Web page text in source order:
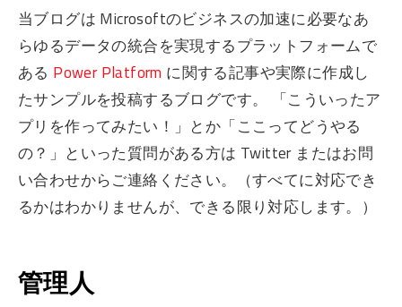
当ブログは Microsoftのビジネスの加速に必要なあ
らゆるデータの統合を実現するプラットフォームで
ある Power Platform に関する記事や実際に作成し
たサンプルを投稿するブログです。 「こういったア
プリを作ってみたい！」とか「ここってどうやる
の？」といった質問がある方は Twitter またはお問
い合わせからご連絡ください。（すべてに対応でき
るかはわかりませんが、できる限り対応します。）
管理人